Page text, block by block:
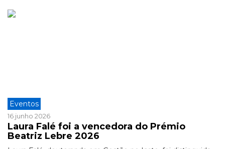
Eventos
16 junho 2026
Laura Falé foi a vencedora do Prémio
Beatriz Lebre 2026